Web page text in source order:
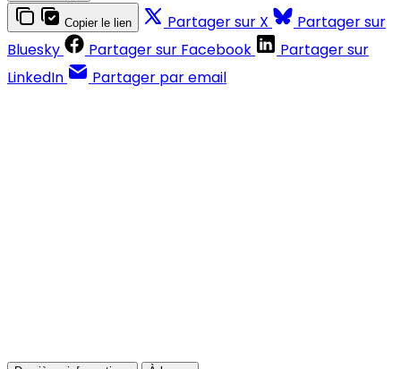
Copier le lien Partager sur X
Partager sur
Bluesky
Partager sur Facebook
Partager sur
LinkedIn
Partager par email